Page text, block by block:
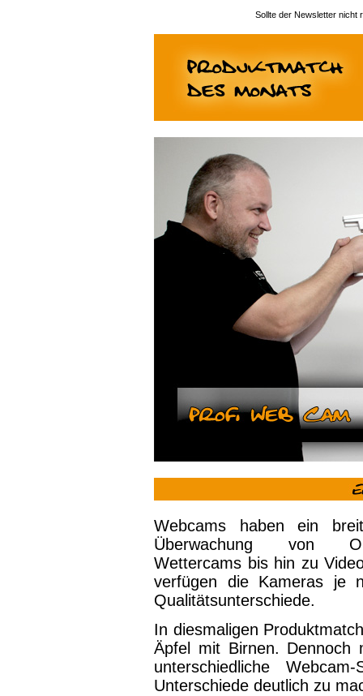
Sollte der Newsletter nicht
Webcams haben ein
Überwachung von
Wettercams bis hin zu
verfügen die Kameras je
Qualitätsunterschiede.
In diesmaligen
Äpfel mit Birnen. Dennoch
unterschiedliche
Unterschiede deutlich zu